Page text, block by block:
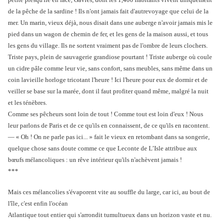
de la pêche de la sardine ! Ils n'ont jamais fait d'autrevoyage que celui de la
mer. Un marin, vieux déjà, nous disait dans une auberge n'avoir jamais mis le
pied dans un wagon de chemin de fer, et les gens de la maison aussi, et tous
les gens du village. Ils ne sortent vraiment pas de l'ombre de leurs clochers.
Triste pays, plein de sauvagerie grandiose pourtant ! Triste auberge où coule
un cidre pâle comme leur vie, sans confort, sans meubles, sans même dans un
coin lavieille horloge tricotant l'heure ! Ici l'heure pour eux de dormir et de
veiller se base sur la marée, dont il faut profiter quand même, malgré la nuit
et les ténèbres.
Comme ses pêcheurs sont loin de tout ! Comme tout est loin d'eux ! Nous
leur parlons de Paris et de ce qu'ils en connaissent, de ce qu'ils en racontent.
― « Oh ! On ne parle pas ici... » fait le vieux en retombant dans sa songerie,
quelque chose sans doute comme ce que Leconte de L’Isle attribue aux
bœufs mélancoliques : un rêve intérieur qu'ils n'achèvent jamais !
***
Mais ces mélancolies s'évaporent vite au souffle du large, car ici, au bout de
l'île, c'est enfin l'océan
Atlantique tout entier qui s'arrondit tumultueux dans un horizon vaste et nu.